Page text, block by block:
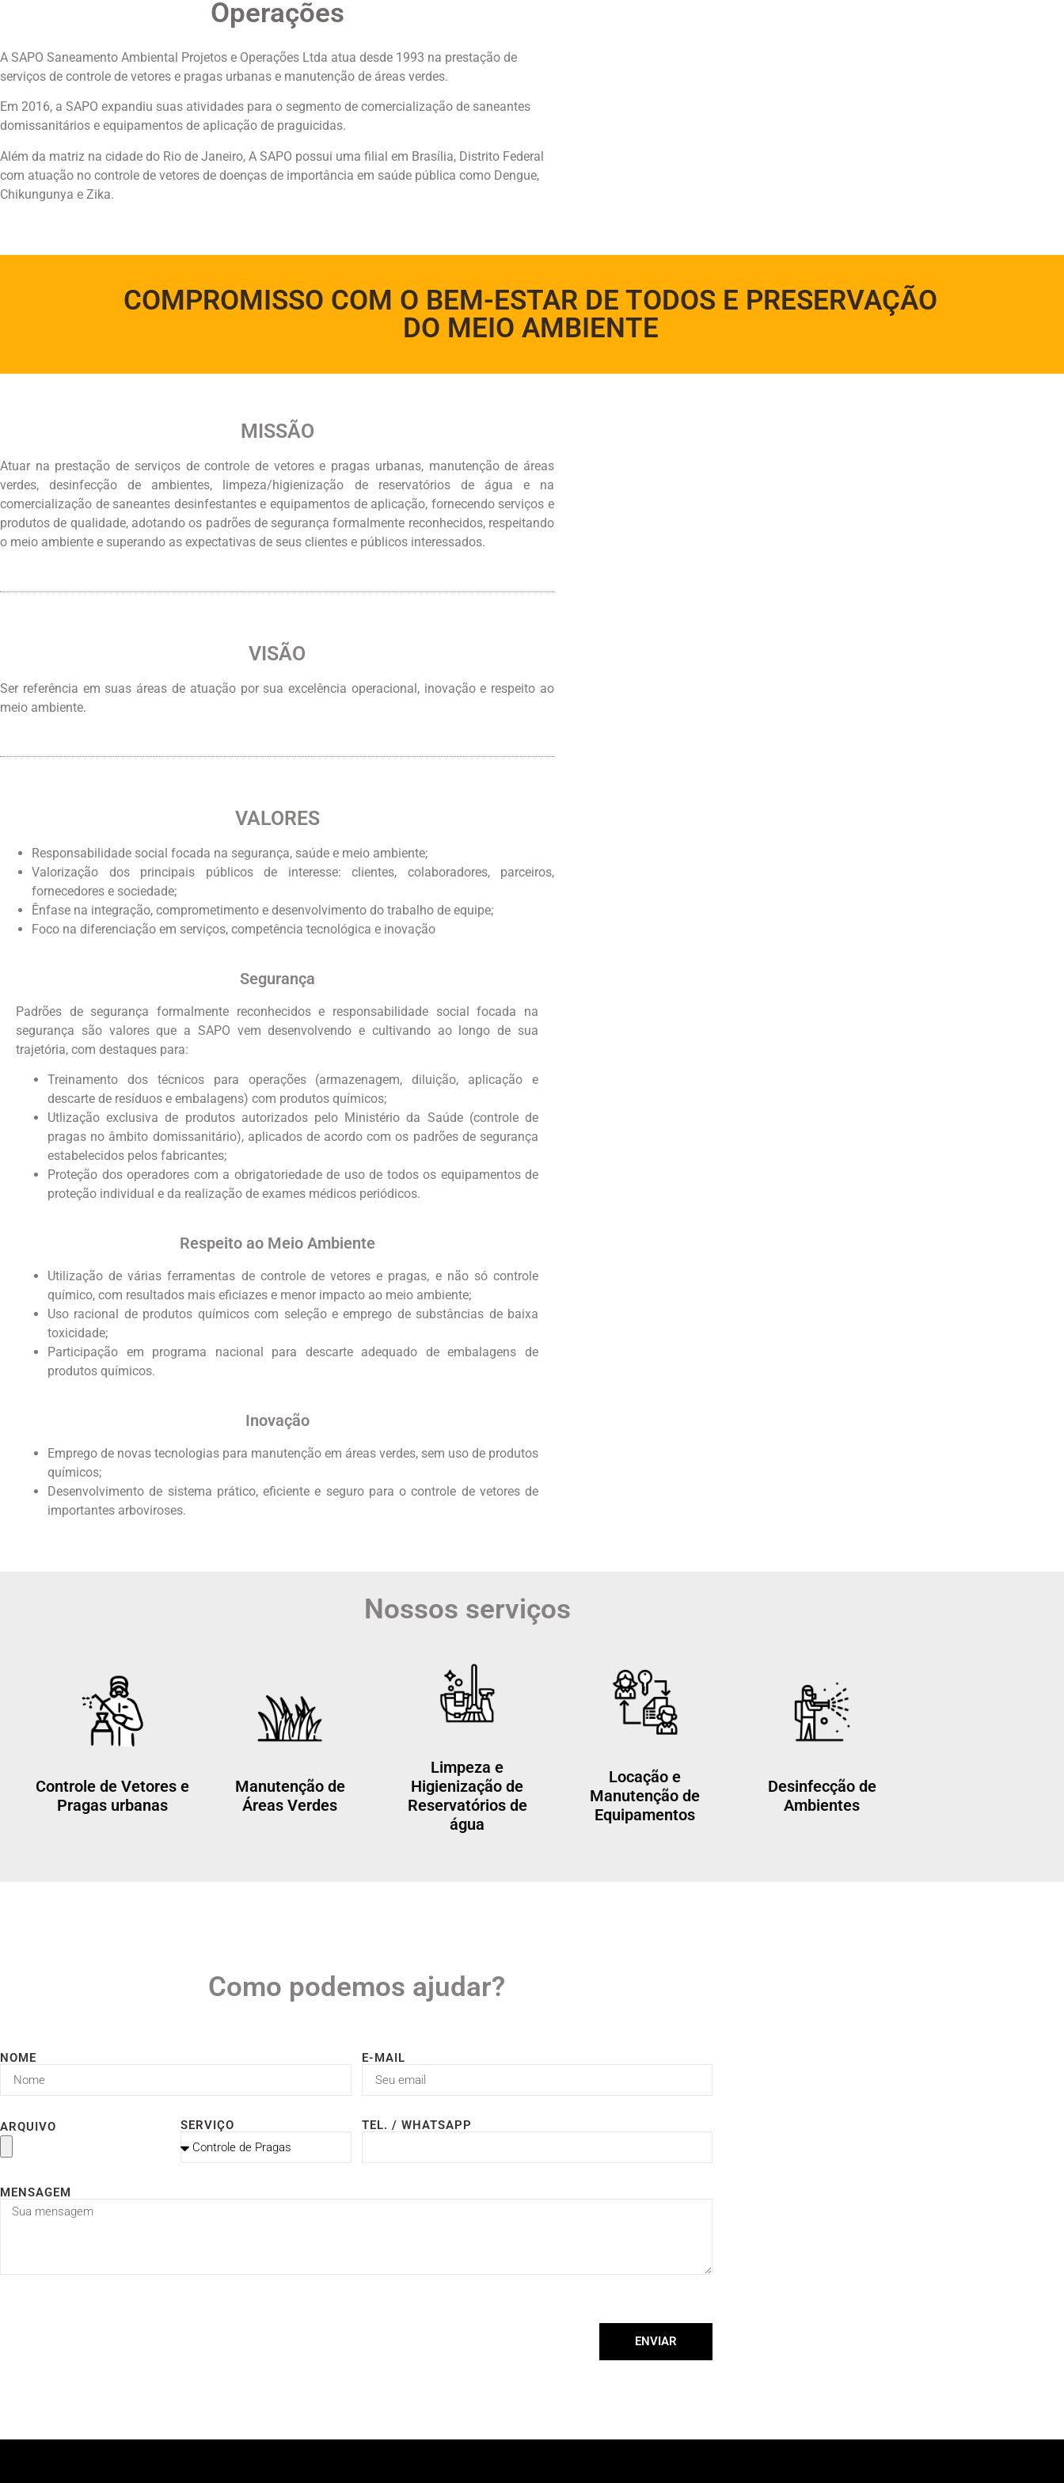
Operações
A SAPO Saneamento Ambiental Projetos e Operações Ltda atua desde 1993 na prestação de
serviços de controle de vetores e pragas urbanas e manutenção de áreas verdes.
Em 2016, a SAPO expandiu suas atividades para o segmento de comercialização de saneantes
domissanitários e equipamentos de aplicação de praguicidas.
Além da matriz na cidade do Rio de Janeiro, A SAPO possui uma filial em Brasília, Distrito Federal
com atuação no controle de vetores de doenças de importância em saúde pública como Dengue,
Chikungunya e Zika.
COMPROMISSO COM O BEM-ESTAR DE TODOS E PRESERVAÇÃO
DO MEIO AMBIENTE
MISSÃO
Atuar na prestação de serviços de controle de vetores e pragas urbanas, manutenção de áreas
verdes, desinfecção de ambientes, limpeza/higienização de reservatórios de água e na
comercialização de saneantes desinfestantes e equipamentos de aplicação, fornecendo serviços e
produtos de qualidade, adotando os padrões de segurança formalmente reconhecidos, respeitando
o meio ambiente e superando as expectativas de seus clientes e públicos interessados.
VISÃO
Ser referência em suas áreas de atuação por sua excelência operacional, inovação e respeito ao
meio ambiente.
VALORES
Responsabilidade social focada na segurança, saúde e meio ambiente;
Valorização dos principais públicos de interesse: clientes, colaboradores, parceiros,
fornecedores e sociedade;
Ênfase na integração, comprometimento e desenvolvimento do trabalho de equipe;
Foco na diferenciação em serviços, competência tecnológica e inovação
Segurança
Padrões de segurança formalmente reconhecidos e responsabilidade social focada na
segurança são valores que a SAPO vem desenvolvendo e cultivando ao longo de sua
trajetória, com destaques para:
Treinamento dos técnicos para operações (armazenagem, diluição, aplicação e
descarte de resíduos e embalagens) com produtos químicos;
Utlização exclusiva de produtos autorizados pelo Ministério da Saúde (controle de
pragas no âmbito domissanitário), aplicados de acordo com os padrões de segurança
estabelecidos pelos fabricantes;
Proteção dos operadores com a obrigatoriedade de uso de todos os equipamentos de
proteção individual e da realização de exames médicos periódicos.
Respeito ao Meio Ambiente
Utilização de várias ferramentas de controle de vetores e pragas, e não só controle
químico, com resultados mais eficiazes e menor impacto ao meio ambiente;
Uso racional de produtos químicos com seleção e emprego de substâncias de baixa
toxicidade;
Participação em programa nacional para descarte adequado de embalagens de
produtos químicos.
Inovação
Emprego de novas tecnologias para manutenção em áreas verdes, sem uso de produtos
químicos;
Desenvolvimento de sistema prático, eficiente e seguro para o controle de vetores de
importantes arboviroses.
Nossos serviços
Controle de Vetores e
Pragas urbanas
Manutenção de
Áreas Verdes
Limpeza e
Higienização de
Reservatórios de
água
Locação e
Manutenção de
Equipamentos
Desinfecção de
Ambientes
Como podemos ajudar?
NOME E-MAIL
ARQUIVO SERVIÇO TEL. / WHATSAPP
MENSAGEM
ENVIAR